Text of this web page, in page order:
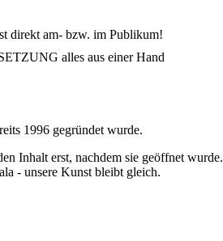
direkt am- bzw. im Publikum!
alles aus einer Hand
1996 gegründet wurde.
Inhalt erst, nachdem sie geöffnet
- unsere Kunst bleibt gleich.